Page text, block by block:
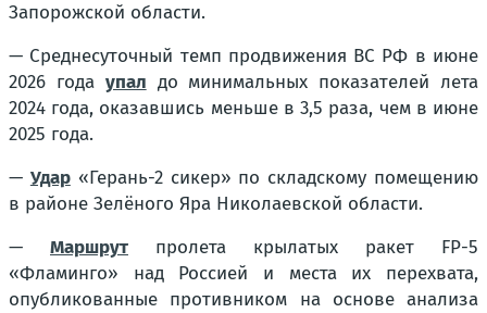
Запорожской области.
— Среднесуточный темп продвижения ВС РФ в июне
2026 года упал до минимальных показателей лета
2024 года, оказавшись меньше в 3,5 раза, чем в июне
2025 года.
— Удар«Герань-2 сикер» по складскому помещению
в районе Зелёного Яра Николаевской области.
— Маршрут пролета крылатых ракет FP-5
«Фламинго» над Россией и места их перехвата,
опубликованные противником на основе анализа